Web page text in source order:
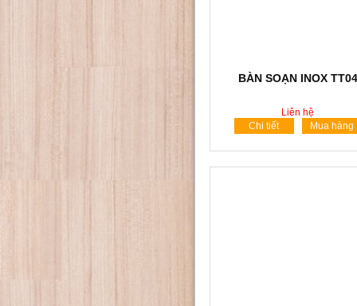
BÀN SOẠN INOX TT04
Liên hệ
Chi tiết
Mua hàng